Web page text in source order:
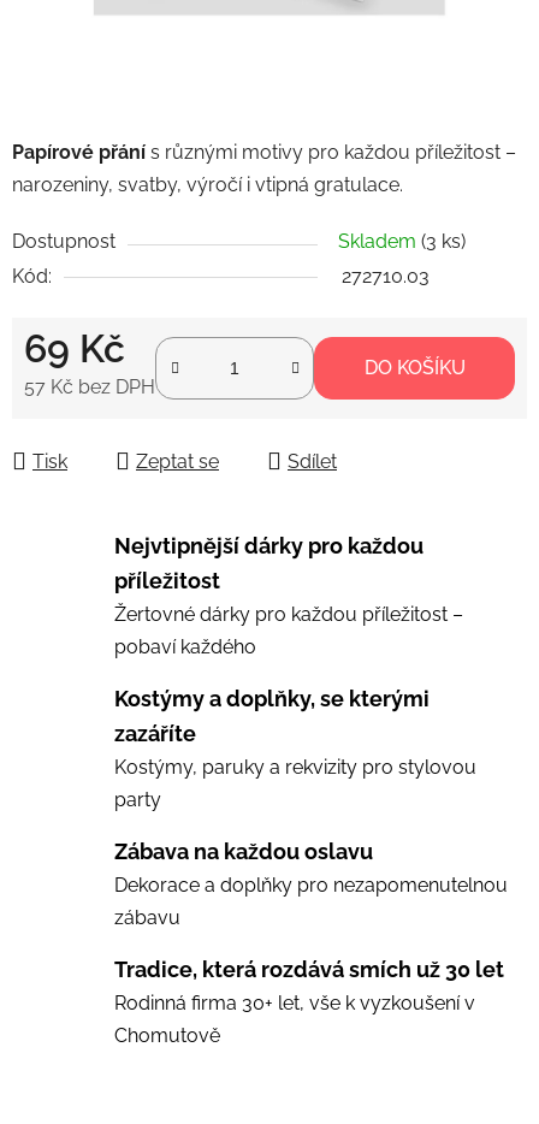
Papírové přání s různými motivy pro každou příležitost –
narozeniny, svatby, výročí i vtipná gratulace.
Dostupnost Skladem (3 ks)
Kód:
272710.03
69 Kč
57 Kč bez DPH
DO KOŠÍKU
Tisk Zeptat se Sdílet
Nejvtipnější dárky pro každou
příležitost
Žertovné dárky pro každou příležitost –
pobaví každého
Kostýmy a doplňky, se kterými
zazáříte
Kostýmy, paruky a rekvizity pro stylovou
party
Zábava na každou oslavu
Dekorace a doplňky pro nezapomenutelnou
zábavu
Tradice, která rozdává smích už 30 let
Rodinná firma 30+ let, vše k vyzkoušení v
Chomutově